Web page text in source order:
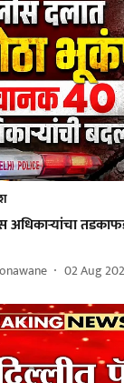
अधिकाऱ्यांचा
02 Aug